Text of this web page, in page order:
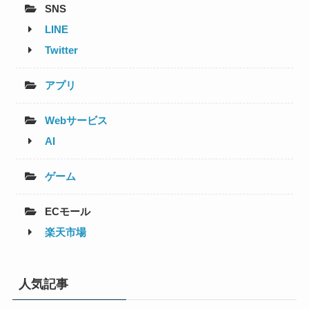
SNS
LINE
Twitter
アプリ
Webサービス
AI
ゲーム
ECモール
楽天市場
人気記事